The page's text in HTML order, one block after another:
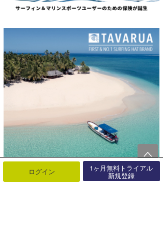
ログイン 1ヶ月無料トライアル
新規登録